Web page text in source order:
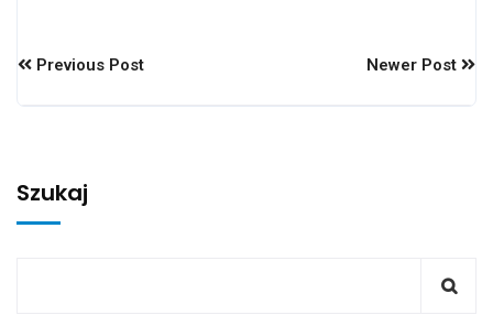
Previous Post Newer Post
Szukaj